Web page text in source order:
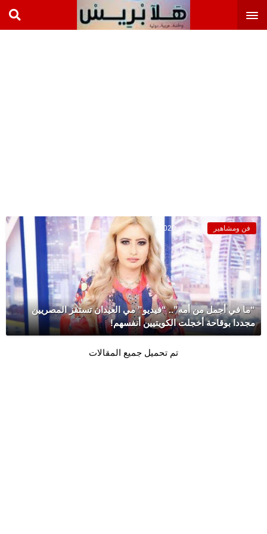
فن ومشاهير
“ما في أجمل من أمه”.. “فيديو” مي العيدان تستفز المصريين
مجددا بوقاحة أخجلت الكويتيين أنفسهم!
تم تحميل جميع المقالات